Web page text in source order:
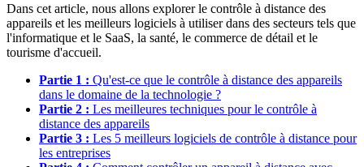
Dans cet article, nous allons explorer le contrôle à distance des
appareils et les meilleurs logiciels à utiliser dans des secteurs tels que
l'informatique et le SaaS, la santé, le commerce de détail et le
tourisme d'accueil.
Partie 1 : Qu'est-ce que le contrôle à distance des appareils
dans le domaine de la technologie ?
Partie 2 : Les meilleures techniques pour le contrôle à
distance des appareils
Partie 3 : Les 5 meilleurs logiciels de contrôle à distance pour
les entreprises